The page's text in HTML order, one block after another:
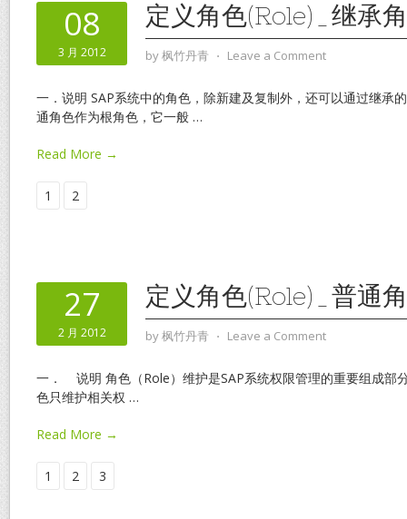
08
3 月 2012
定义角色(Role)_继承
by枫竹丹青 ⋅ Leave a Comment
一．说明 SAP系统中的角色，除新建及复制外，还可以通过继承
通角色作为根角色，它一般 …
Read More →
1 2
27
2 月 2012
定义角色(Role)_普通
by枫竹丹青 ⋅ Leave a Comment
一． 说明 角色（Role）维护是SAP系统权限管理的重要组成部
色只维护相关权 …
Read More →
1 2 3